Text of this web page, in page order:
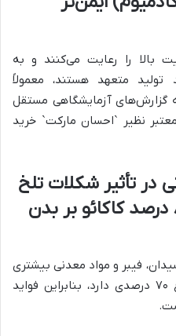
بالا را رعایت می‌کنند و به
تولید متعهد هستند، معمولاً
گزارش‌های آزمایشگاهی مستقل
نظیر `احسان مارکت` خرید
در تأثیر شکلات تلخ
با ۷۰ درصد کاکائو و ۸۵ درصد کاکائو بر بدن
فیبر و مواد معدنی بیشتری
دارد و شکر کمتری نسبت به نوع ۷۰ درصدی دارد، بنابراین فواید